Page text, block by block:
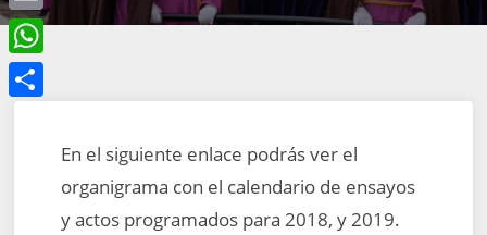
En el siguiente enlace podrás ver el
organigrama con el calendario de ensayos
y actos programados para 2018, y 2019.
Email
WhatsApp